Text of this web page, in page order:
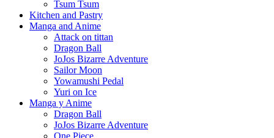
Tsum Tsum
Kitchen and Pastry
Manga and Anime
Attack on tittan
Dragon Ball
JoJos Bizarre Adventure
Sailor Moon
Yowamushi Pedal
Yuri on Ice
Manga y Anime
Dragon Ball
JoJos Bizarre Adventure
One Piece